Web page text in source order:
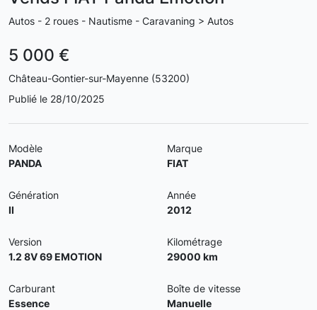
Autos - 2 roues - Nautisme - Caravaning > Autos
5 000 €
Château-Gontier-sur-Mayenne (53200)
Publié le 28/10/2025
Modèle
PANDA
Marque
FIAT
Génération
II
Année
2012
Version
1.2 8V 69 EMOTION
Kilométrage
29000 km
Carburant
Essence
Boîte de vitesse
Manuelle